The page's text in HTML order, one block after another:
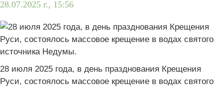
28.07.2025 г., 15:56
28 июля 2025 года, в день празднования Крещения
Руси, состоялось массовое крещение в водах святого